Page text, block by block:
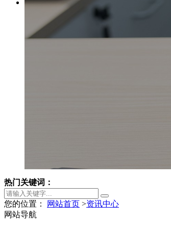
热门关键词：
您的位置： 网站首页 >资讯中心
网站导航